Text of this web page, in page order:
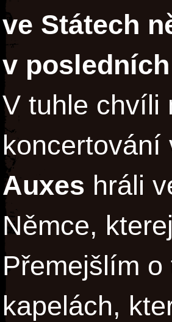
ve Státech
v
V tuhle chvíli
Auxes hráli
Němce,
Přemejšlím
kapelách,